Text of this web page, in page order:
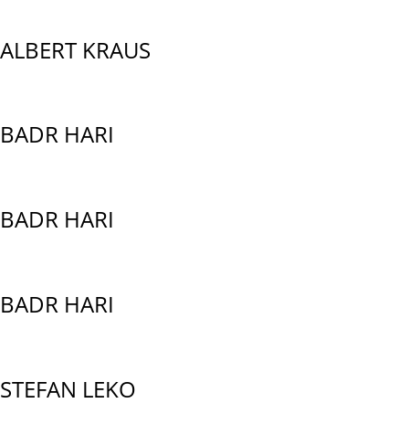
ALBERT KRAUS
BADR HARI
BADR HARI
BADR HARI
STEFAN LEKO